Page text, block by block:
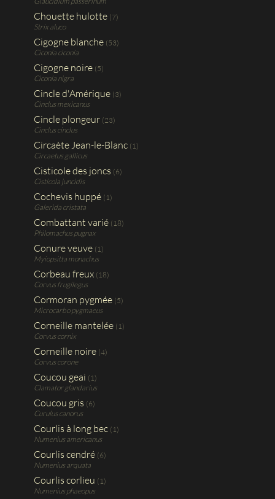
Chouette hulotte (7)
Strix aluco
Cigogne blanche (53)
Ciconia ciconia
Cigogne noire (5)
Ciconia nigra
Cincle d'Amérique (3)
Cinclus mexicanus
Cincle plongeur (23)
Cinclus cinclus
Circaète Jean-le-Blanc (1)
Circaetus gallicus
Cisticole des joncs (6)
Cisticola juncidis
Cochevis huppé (1)
Galerida cristata
Combattant varié (18)
Philomachus pugnax
Conure veuve (1)
Myiopsitta monachus
Corbeau freux (18)
Corvus frugilegus
Cormoran pygmée (5)
Microcarbo pygmaeus
Corneille mantelée (1)
Corvus cornix
Corneille noire (4)
Corvus corone
Coucou geai (1)
Clamator glandarius
Coucou gris (6)
Curulus canorus
Courlis à long bec (1)
Numenius americanus
Courlis cendré (6)
Numenius arquata
Courlis corlieu (1)
Numenius phaeopus